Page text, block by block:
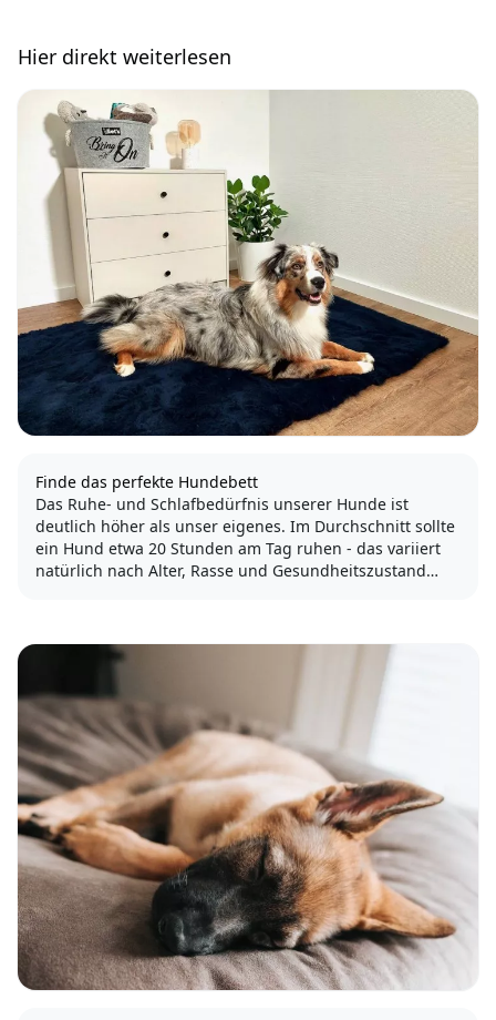
Hier direkt weiterlesen
Finde das perfekte Hundebett
Das Ruhe- und Schlafbedürfnis unserer Hunde ist
deutlich höher als unser eigenes. Im Durchschnitt sollte
ein Hund etwa 20 Stunden am Tag ruhen - das variiert
natürlich nach Alter, Rasse und Gesundheitszustand